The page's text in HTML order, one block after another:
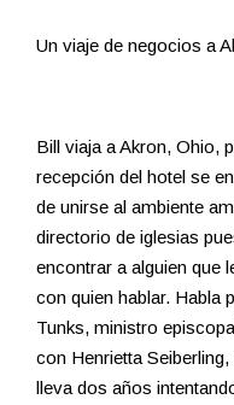
Un viaje de negocios a
Bill viaja a Akron, Ohio,
recepción del hotel se
de unirse al ambiente
directorio de iglesias
encontrar a alguien que
con quien hablar. Habla
Tunks, ministro
con Henrietta
lleva dos años